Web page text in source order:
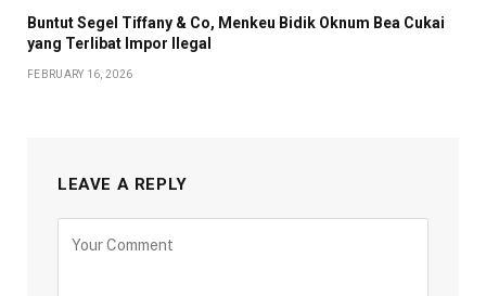
Buntut Segel Tiffany & Co, Menkeu Bidik Oknum Bea Cukai
yang Terlibat Impor Ilegal
FEBRUARY 16, 2026
LEAVE A REPLY